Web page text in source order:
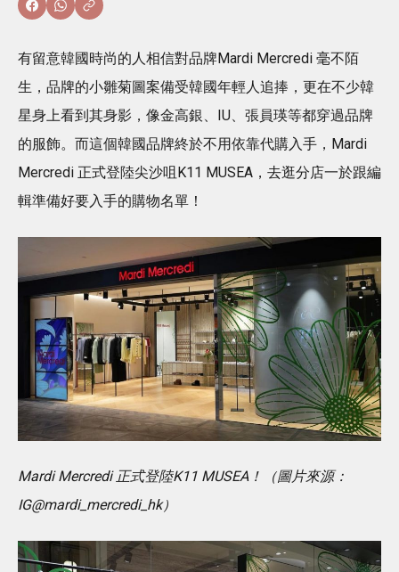
有留意韓國時尚的人相信對品牌Mardi Mercredi 毫不陌
生，品牌的小雛菊圖案備受韓國年輕人追捧，更在不少韓
星身上看到其身影，像金高銀、IU、張員瑛等都穿過品牌
的服飾。而這個韓國品牌終於不用依靠代購入手，Mardi
Mercredi 正式登陸尖沙咀K11 MUSEA，去逛分店一於跟編
輯準備好要入手的購物名單！
Mardi Mercredi 正式登陸K11 MUSEA！（圖片來源：
IG@mardi_mercredi_hk）